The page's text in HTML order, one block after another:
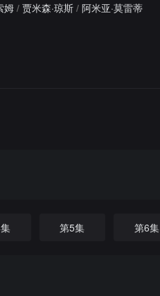
姆/ 贾米森·琼斯 / 阿米亚·莫雷蒂
第5集 第6集